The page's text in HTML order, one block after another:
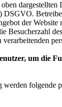
dargestellten
der
Besucherzahl
um die
folgende